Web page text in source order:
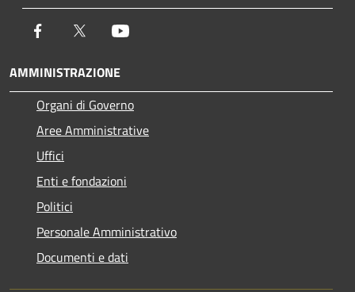
Facebook Twitter
AMMINISTRAZIONE
Organi di Governo
Aree Amministrative
Uffici
Enti e fondazioni
Politici
Personale Amministrativo
Documenti e dati